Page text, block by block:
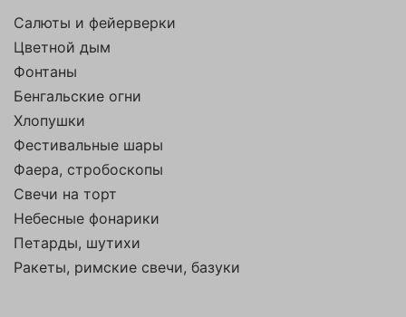
Салюты и фейерверки
Цветной дым
Фонтаны
Бенгальские огни
Хлопушки
Фестивальные шары
Фаера, стробоскопы
Свечи на торт
Небесные фонарики
Петарды, шутихи
Ракеты, римские свечи, базуки